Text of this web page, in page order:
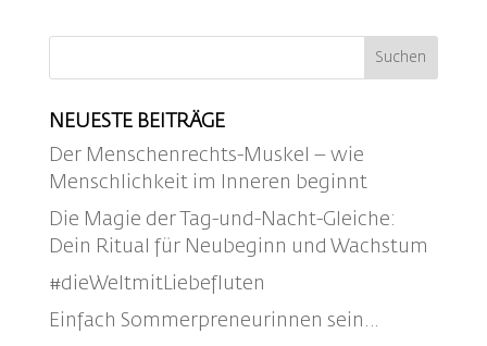
NEUESTE BEITRÄGE
Der Menschenrechts-Muskel – wie
Menschlichkeit im Inneren beginnt
Die Magie der Tag-und-Nacht-Gleiche:
Dein Ritual für Neubeginn und Wachstum
#dieWeltmitLiebefluten
Einfach Sommerpreneurinnen sein…